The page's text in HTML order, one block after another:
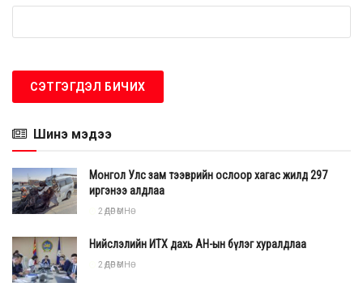
Шинэ мэдээ
Монгол Улс зам тээврийн ослоор хагас жилд 297
иргэнээ алдлаа
2 ӨДӨР ӨМНӨ
Нийслэлийн ИТХ дахь АН-ын бүлэг хуралдлаа
2 ӨДӨР ӨМНӨ